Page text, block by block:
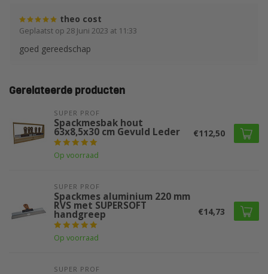
theo cost
Geplaatst op 28 Juni 2023 at 11:33
goed gereedschap
Gerelateerde producten
SUPER PROF
Spackmesbak hout
63x8,5x30 cm Gevuld Leder
Op voorraad
€112,50
SUPER PROF
Spackmes aluminium 220 mm
RVS met SUPERSOFT
handgreep
Op voorraad
€14,73
SUPER PROF